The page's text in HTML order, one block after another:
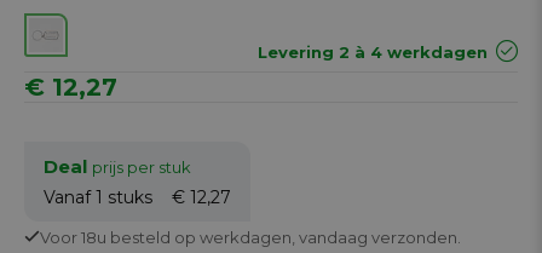
Levering 2 à 4 werkdagen
€ 12,27
Deal prijs per stuk
Vanaf 1 stuks € 12,27
Voor 18u besteld op werkdagen, vandaag verzonden.